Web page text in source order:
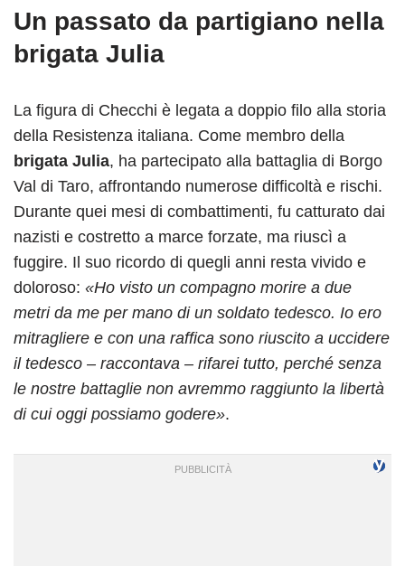
Un passato da partigiano nella
brigata Julia
La figura di Checchi è legata a doppio filo alla storia
della Resistenza italiana. Come membro della
brigata Julia, ha partecipato alla battaglia di Borgo
Val di Taro, affrontando numerose difficoltà e rischi.
Durante quei mesi di combattimenti, fu catturato dai
nazisti e costretto a marce forzate, ma riuscì a
fuggire. Il suo ricordo di quegli anni resta vivido e
doloroso: «Ho visto un compagno morire a due
metri da me per mano di un soldato tedesco. Io ero
mitragliere e con una raffica sono riuscito a uccidere
il tedesco – raccontava – rifarei tutto, perché senza
le nostre battaglie non avremmo raggiunto la libertà
di cui oggi possiamo godere».